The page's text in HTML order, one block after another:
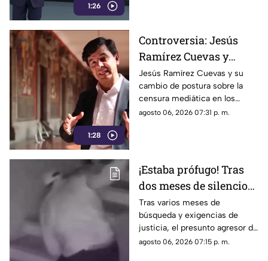
1:26
1:28
Controversia: Jesús
Ramírez Cuevas y
Censura a los Medios
de Comunicación
Jesús Ramírez Cuevas y su
cambio de postura sobre la
censura mediática en los
medios de comunicación.
agosto 06, 2026 07:31 p. m.
¡Estaba prófugo! Tras
dos meses de silencio
detuvieron a Jorge "N",
agresor de Paula
Tras varios meses de
búsqueda y exigencias de
justicia, el presunto agresor de
Paula Fajardo fue localizado y
agosto 06, 2026 07:15 p. m.